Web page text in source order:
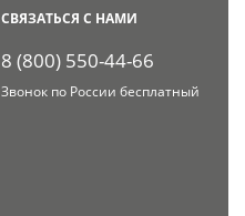
СВЯЗАТЬСЯ С НАМИ
8 (800) 550-44-66
Звонок по России бесплатный